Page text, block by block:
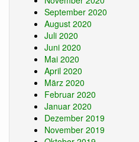
September 2020
August 2020
Juli 2020
Juni 2020
Mai 2020
April 2020
März 2020
Februar 2020
Januar 2020
Dezember 2019
November 2019